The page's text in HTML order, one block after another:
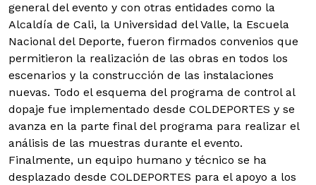
general del evento y con otras entidades como la
Alcaldía de Cali, la Universidad del Valle, la Escuela
Nacional del Deporte, fueron firmados convenios que
permitieron la realización de las obras en todos los
escenarios y la construcción de las instalaciones
nuevas. Todo el esquema del programa de control al
dopaje fue implementado desde COLDEPORTES y se
avanza en la parte final del programa para realizar el
análisis de las muestras durante el evento.
Finalmente, un equipo humano y técnico se ha
desplazado desde COLDEPORTES para el apoyo a los